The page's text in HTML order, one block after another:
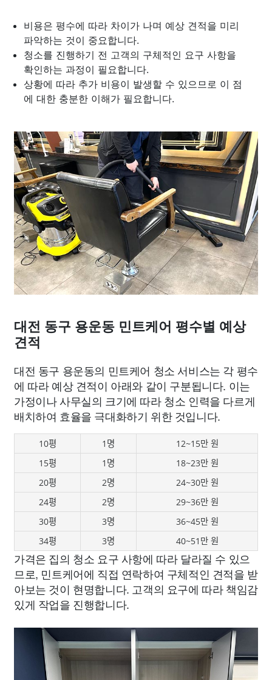
비용은 평수에 따라 차이가 나며 예상 견적을 미리
파악하는 것이 중요합니다.
청소를 진행하기 전 고객의 구체적인 요구 사항을
확인하는 과정이 필요합니다.
상황에 따라 추가 비용이 발생할 수 있으므로 이 점
에 대한 충분한 이해가 필요합니다.
대전 동구 용운동 민트케어 평수별 예상
견적
대전 동구 용운동의 민트케어 청소 서비스는 각 평수
에 따라 예상 견적이 아래와 같이 구분됩니다. 이는
가정이나 사무실의 크기에 따라 청소 인력을 다르게
배치하여 효율을 극대화하기 위한 것입니다.
10평 1명
12~15만 원
15평
1명
18~23만 원
20평
2명
24~30만 원
24평
2명
29~36만 원
30평
3명
36~45만 원
34평
3명 40~51만 원
가격은 집의 청소 요구 사항에 따라 달라질 수 있으
므로, 민트케어에 직접 연락하여 구체적인 견적을 받
아보는 것이 현명합니다. 고객의 요구에 따라 책임감
있게 작업을 진행합니다.